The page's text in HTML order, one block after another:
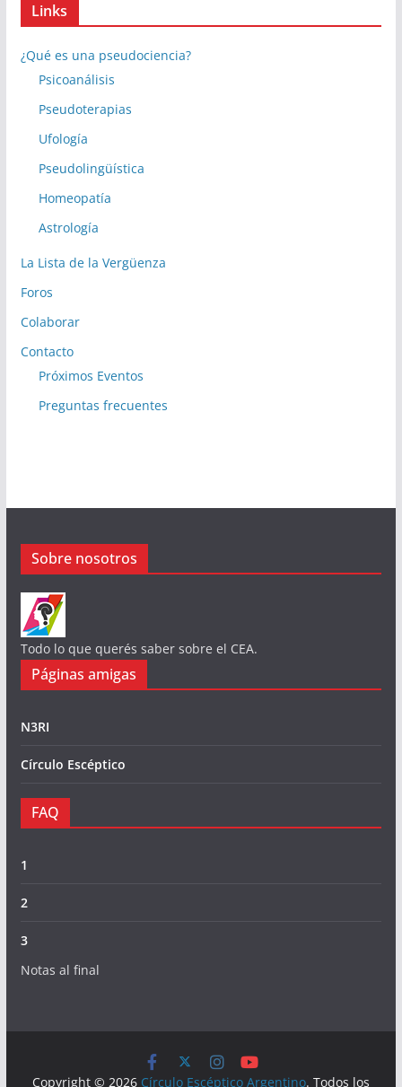
Links
¿Qué es una pseudociencia?
Psicoanálisis
Pseudoterapias
Ufología
Pseudolingüística
Homeopatía
Astrología
La Lista de la Vergüenza
Foros
Colaborar
Contacto
Próximos Eventos
Preguntas frecuentes
Sobre nosotros
Todo lo que querés saber sobre el CEA.
Páginas amigas
N3RI
Círculo Escéptico
FAQ
1
2
3
Notas al final
Copyright © 2026 Círculo Escéptico Argentino. Todos los